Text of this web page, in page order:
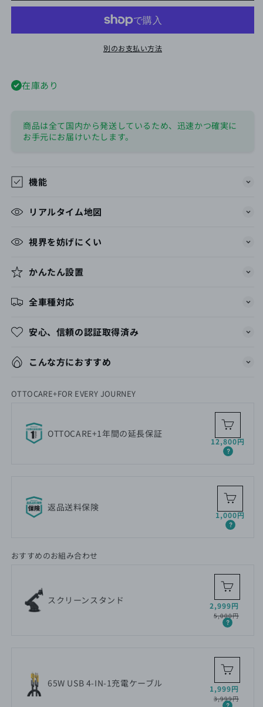
量
減
量
増
別のお支払い方法
在庫あり
商品は全て国内から発送しているため、迅速かつ確実に
お手元にお届けいたします。
機能
リアルタイム地図
視界を妨げにくい
かんたん設置
全車種対応
安心、信頼の認証取得済み
こんな方におすすめ
OTTOCARE+FOR EVERY JOURNEY
OTTOCARE+1年間の延長保証
通
12,800円
返品送料保険
通
常
1,000円
おすすめのお組み合わせ
スクリーンスタンド
ー
2,999円
常
5,000円
65W USB 4-IN-1充電ケーブル
ー
1,999円
常
3,999円